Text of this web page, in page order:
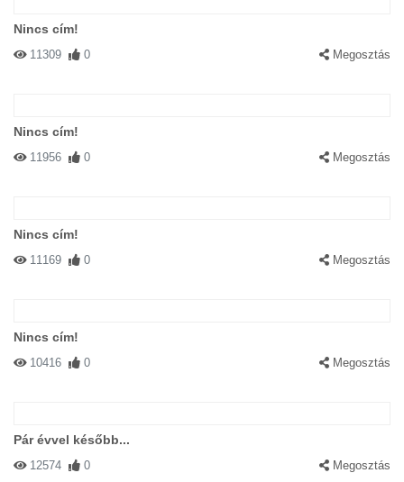
Nincs cím!
11309 0 Megosztás
Nincs cím!
11956 0 Megosztás
Nincs cím!
11169 0 Megosztás
Nincs cím!
10416 0 Megosztás
Pár évvel később...
12574 0 Megosztás